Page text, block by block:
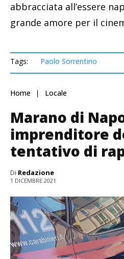
abbracciata all’essere
grande amore per il
Tags: Paolo Sorrentino
Home Locale
Marano di
imprenditore
tentativo di
Di Redazione
1 DICEMBRE 2021